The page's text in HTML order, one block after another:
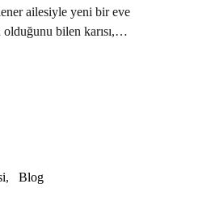
ailesiyle yeni bir eve
olduğunu bilen karısı,…
Blog